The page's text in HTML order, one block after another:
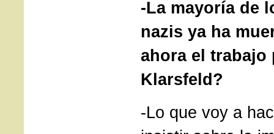
-La mayoría de
nazis ya ha
ahora el
Klarsfeld?
-Lo que voy a